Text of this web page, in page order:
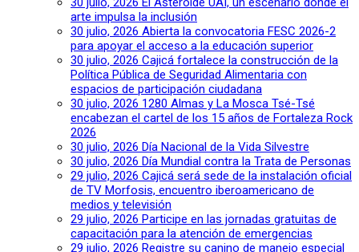
arte impulsa la inclusión
30 julio, 2026 Abierta la convocatoria FESC 2026-2
para apoyar el acceso a la educación superior
30 julio, 2026 Cajicá fortalece la construcción de la
Política Pública de Seguridad Alimentaria con
espacios de participación ciudadana
30 julio, 2026 1280 Almas y La Mosca Tsé-Tsé
encabezan el cartel de los 15 años de Fortaleza Rock
2026
30 julio, 2026 Día Nacional de la Vida Silvestre
30 julio, 2026 Día Mundial contra la Trata de Personas
29 julio, 2026 Cajicá será sede de la instalación oficial
de TV Morfosis, encuentro iberoamericano de
medios y televisión
29 julio, 2026 Participe en las jornadas gratuitas de
capacitación para la atención de emergencias
29 julio, 2026 Registre su canino de manejo especial